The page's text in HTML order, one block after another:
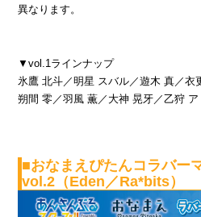
異なります。
▼vol.1ラインナップ
氷鷹 北斗／明星 スバル／遊木 真／衣
朔間 零／羽風 薫／大神 晃牙／乙狩 ア
■おなまえぴたんコラバー
vol.2（Eden／Ra*bits）